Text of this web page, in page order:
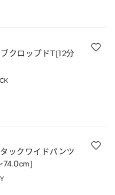
クロップドT(12分
ックワイドパンツ
74.0cm)